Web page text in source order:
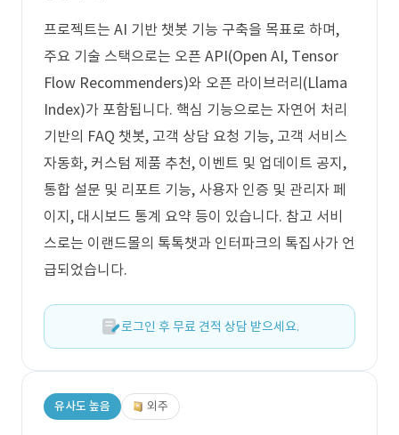
프로젝트는 AI 기반 챗봇 기능 구축을 목표로 하며,
주요 기술 스택으로는 오픈 API(Open AI, Tensor
Flow Recommenders)와 오픈 라이브러리(Llama
Index)가 포함됩니다. 핵심 기능으로는 자연어 처리
기반의 FAQ 챗봇, 고객 상담 요청 기능, 고객 서비스
자동화, 커스텀 제품 추천, 이벤트 및 업데이트 공지,
통합 설문 및 리포트 기능, 사용자 인증 및 관리자 페
이지, 대시보드 통계 요약 등이 있습니다. 참고 서비
스로는 이랜드몰의 톡톡챗과 인터파크의 톡집사가 언
급되었습니다.
로그인 후 무료 견적 상담 받으세요.
유사도 높음 외주